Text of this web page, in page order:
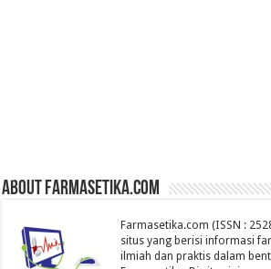
About farmasetika.com
Farmasetika.com (ISSN :
situs yang berisi informasi
ilmiah dan praktis dalam